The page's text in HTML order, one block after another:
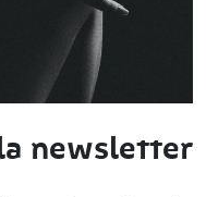
newsletter